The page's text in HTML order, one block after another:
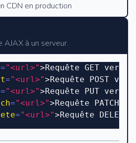
CDN en production
à un serveur.
="<url>">Requête GET vers
="<url>">Requête POST
="<url>">Requête PUT vers
="<url>">Requête PATCH
="<url>">Requête